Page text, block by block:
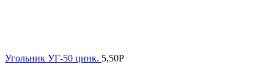
Угольник УГ-50 цинк. 5,50Р